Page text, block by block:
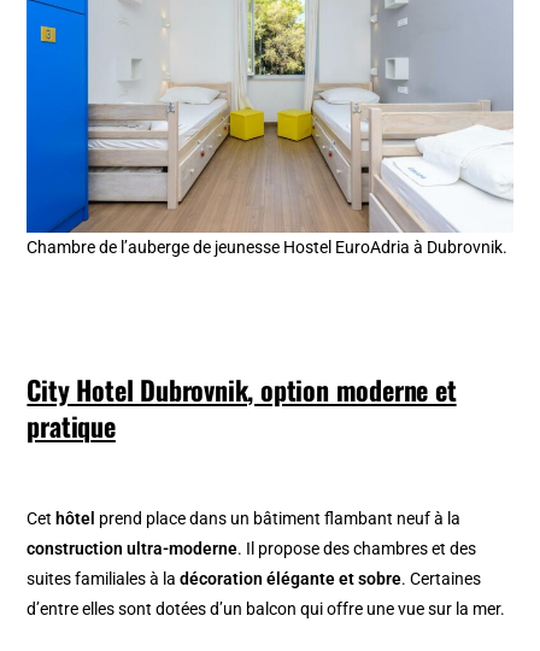
Chambre de l’auberge de jeunesse Hostel EuroAdria à Dubrovnik.
City Hotel Dubrovnik, option moderne et
pratique
Cet hôtel prend place dans un bâtiment flambant neuf à la
construction ultra-moderne. Il propose des chambres et des
suites familiales à ladécoration élégante et sobre. Certaines
d’entre elles sont dotées d’un balcon qui offre une vue sur la mer.